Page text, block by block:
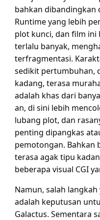
bahkan dibandingkan
Runtime yang lebih
plot kunci, dan film ini
terlalu banyak,
terfragmentasi.
sedikit pertumbuhan,
kadang, terasa
adalah khas dari
an, di sini lebih
lubang plot, dan
penting dipangkas
pemotongan. Bahkan
terasa agak tipu
beberapa visual CGI
Namun, salah
adalah keputusan
Galactus. Sementara